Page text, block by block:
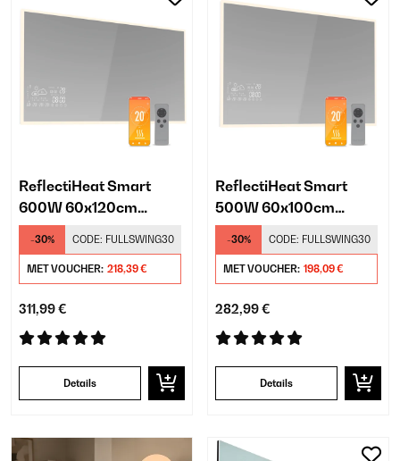
ReflectiHeat Smart
600W 60x120cm
Infrarood Spiegel
-30% CODE: FULLSWING30
MET VOUCHER: 218,39 €
311,99 €
Details
ReflectiHeat Smart
500W 60x100cm
Infrarood Spiegel
-30% CODE: FULLSWING30
MET VOUCHER: 198,09 €
282,99 €
Details